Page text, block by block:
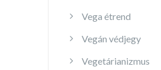
Vega étrend
Vegán védjegy
Vegetárianizmus